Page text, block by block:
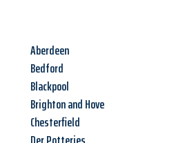
Aberdeen
Bedford
Blackpool
Brighton and Hove
Chesterfield